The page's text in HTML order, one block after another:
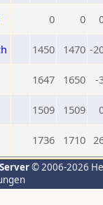
0 0
1450 1470 -
1647 1650 -
1509 1509
1736 1710
© 2006-2026